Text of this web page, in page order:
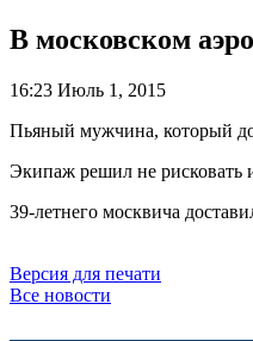
В московском
16:23 Июль 1, 2015
Пьяный мужчина, который
Экипаж решил не рисковать
39-летнего москвича
Версия для печати
Все новости